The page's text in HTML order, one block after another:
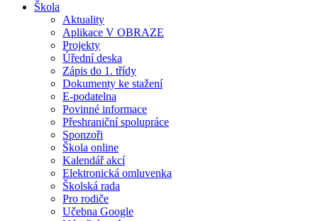
Škola
Aktuality
Aplikace V OBRAZE
Projekty
Úřední deska
Zápis do 1. třídy
Dokumenty ke stažení
E-podatelna
Povinné informace
Přeshraniční spolupráce
Sponzoři
Škola online
Kalendář akcí
Elektronická omluvenka
Školská rada
Pro rodiče
Učebna Google